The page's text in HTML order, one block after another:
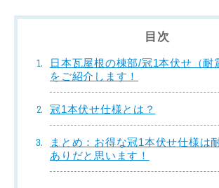
目次
日本瓦屋根の棟部/冠1本伏せ（耐
をご紹介します！
冠1本伏せ仕様とは？
まとめ：お得な冠1本伏せ仕様は
ありだと思います！